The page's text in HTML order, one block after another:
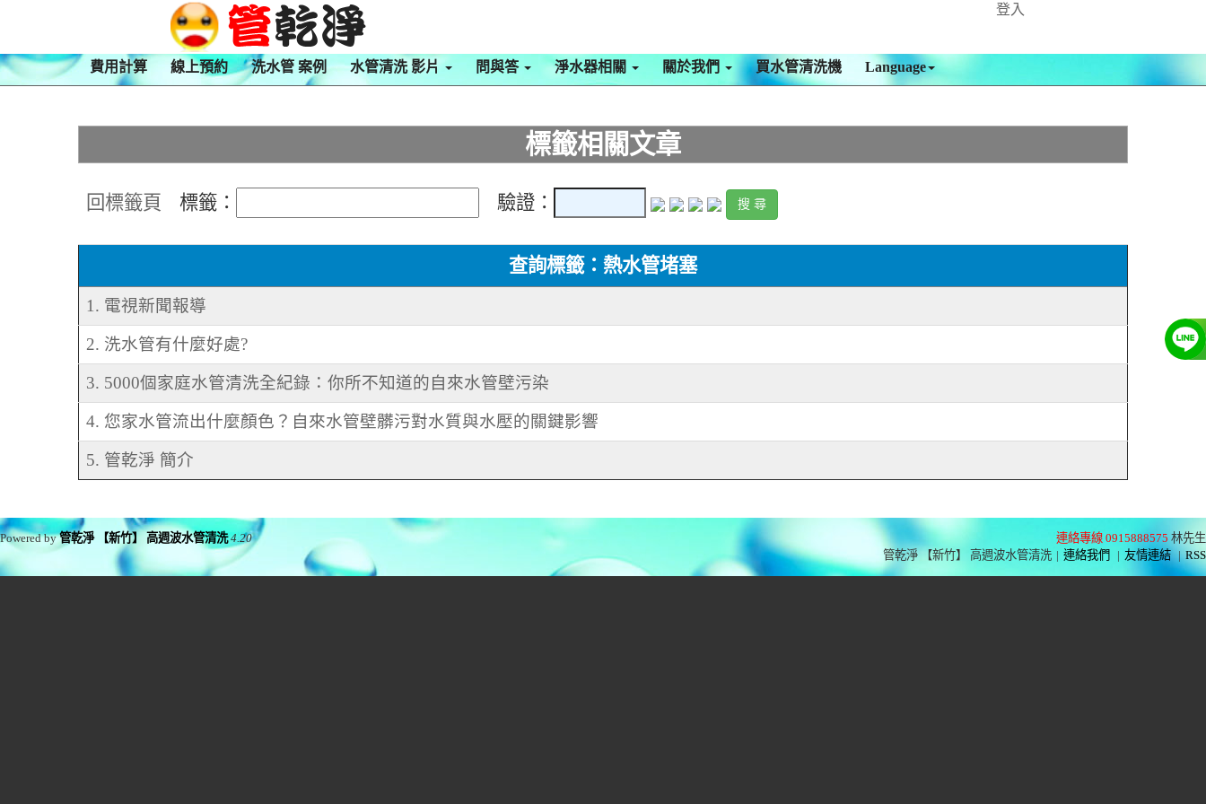
登入
費用計算 線上預約 洗水管 案例 水管清洗 影片 問與答 淨水器相關 關於我們 買水管清洗機 Language
標籤相關文章
回標籤頁 標籤： 驗證：
查詢標籤：熱水管堵塞
1. 電視新聞報導
2. 洗水管有什麼好處?
3. 5000個家庭水管清洗全紀錄：你所不知道的自來水管壁污染
4. 您家水管流出什麼顏色？自來水管壁髒污對水質與水壓的關鍵影響
5. 管乾淨 簡介
連絡專線 0915888575 林先生
管乾淨 【新竹】 高週波水管清洗 | 連絡我們 | 友情連結 | RSS
Powered by管乾淨 【新竹】 高週波水管清洗 4.20